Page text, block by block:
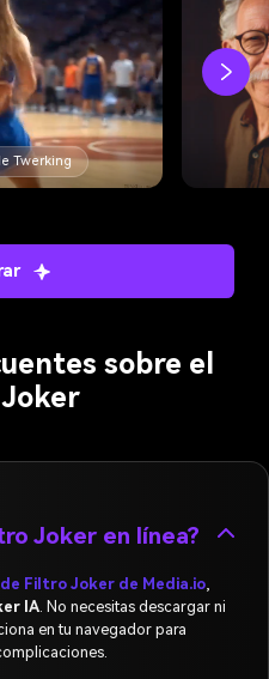
Twerking
sobre el
Joker en línea?
Filtro Joker de Media.io,
IA. No necesitas descargar ni
en tu navegador para